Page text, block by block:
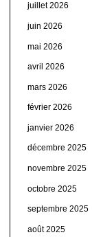
juillet 2026
juin 2026
mai 2026
avril 2026
mars 2026
février 2026
janvier 2026
décembre 2025
novembre 2025
octobre 2025
septembre 2025
août 2025